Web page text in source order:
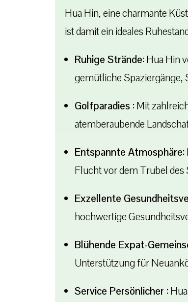
Hua Hin, eine charmante
ist damit ein ideales
Ruhige Strände:Hua Hin
gemütliche Spaziergänge,
Golfparadies :Mit
atemberaubende
Entspannte Atmosphäre:
Flucht vor dem Trubel des
Exzellente
hochwertige
Blühende Expat-
Unterstützung für
Service Persönlicher :